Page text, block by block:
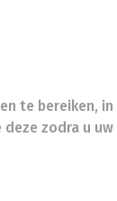
te bereiken,
zodra u